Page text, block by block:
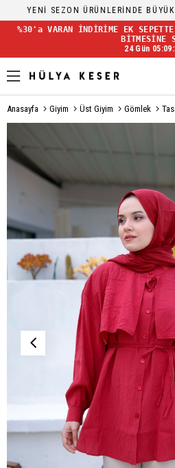
YENİ SEZON ÜRÜNLERİNDE
%30'a VARAN İNDİRİME EK
BİTMESİNE
24 Gün
Anasayfa Giyim Üst Giyim Gömlek